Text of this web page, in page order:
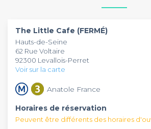
l'établissement vous accueille du Mardi
Minuit et vous avez la possibilité de
ou de privatiser l'intégralité de
The Little Cafe (FERMÉ)
Hauts-de-Seine
62 Rue Voltaire
92300 Levallois-Perret
Voir sur la carte
Anatole France
Horaires de réservation
Peuvent être différents des horaires